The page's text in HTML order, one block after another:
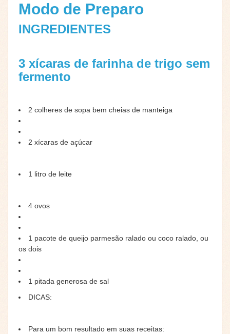
Modo de Preparo
INGREDIENTES
3 xícaras de farinha de trigo sem
fermento
2 colheres de sopa bem cheias de manteiga
2 xícaras de açúcar
1 litro de leite
4 ovos
1 pacote de queijo parmesão ralado ou coco ralado, ou
os dois
1 pitada generosa de sal
DICAS:
Para um bom resultado em suas receitas: